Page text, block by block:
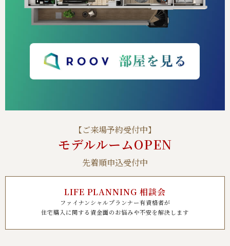
【ご来場予約受付中】
モデルルームOPEN
先着順申込受付中
LIFE PLANNING 相談会
ファイナンシャルプランナー有資格者が
住宅購入に関する資金面のお悩みや不安を解決します